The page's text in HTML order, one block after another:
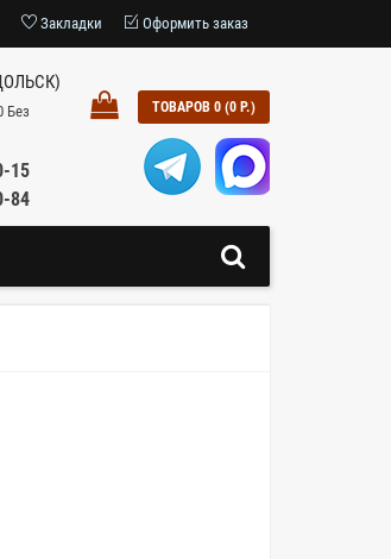
Закладки Оформить заказ
Без
15
84
ТОВАРОВ 0 (0 Р.)